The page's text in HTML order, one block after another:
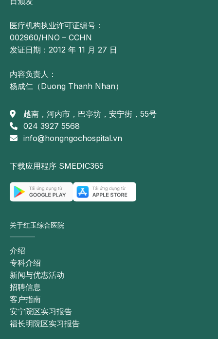
医疗机构执业许可证编号：
002960/HNO – CCHN
发证日期：2012 年 11 月 27 日
内容负责人：
杨成仁（Duong Thanh Nhan）
越南，河内市，巴亭坊，安宁街，55号
024 3927 5568
info@hongngochospital.vn
下载应用程序 SMEDIC365
关于红玉综合医院
介绍
专科介绍
新闻与优惠活动
招聘信息
客户指南
安宁院区实习报告
福长明院区实习报告